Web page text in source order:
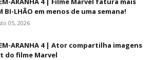
BI-LHÃO em menos de uma semana!
05, 2026
ARANHA 4 | Ator compartilha imagens
do filme Marvel